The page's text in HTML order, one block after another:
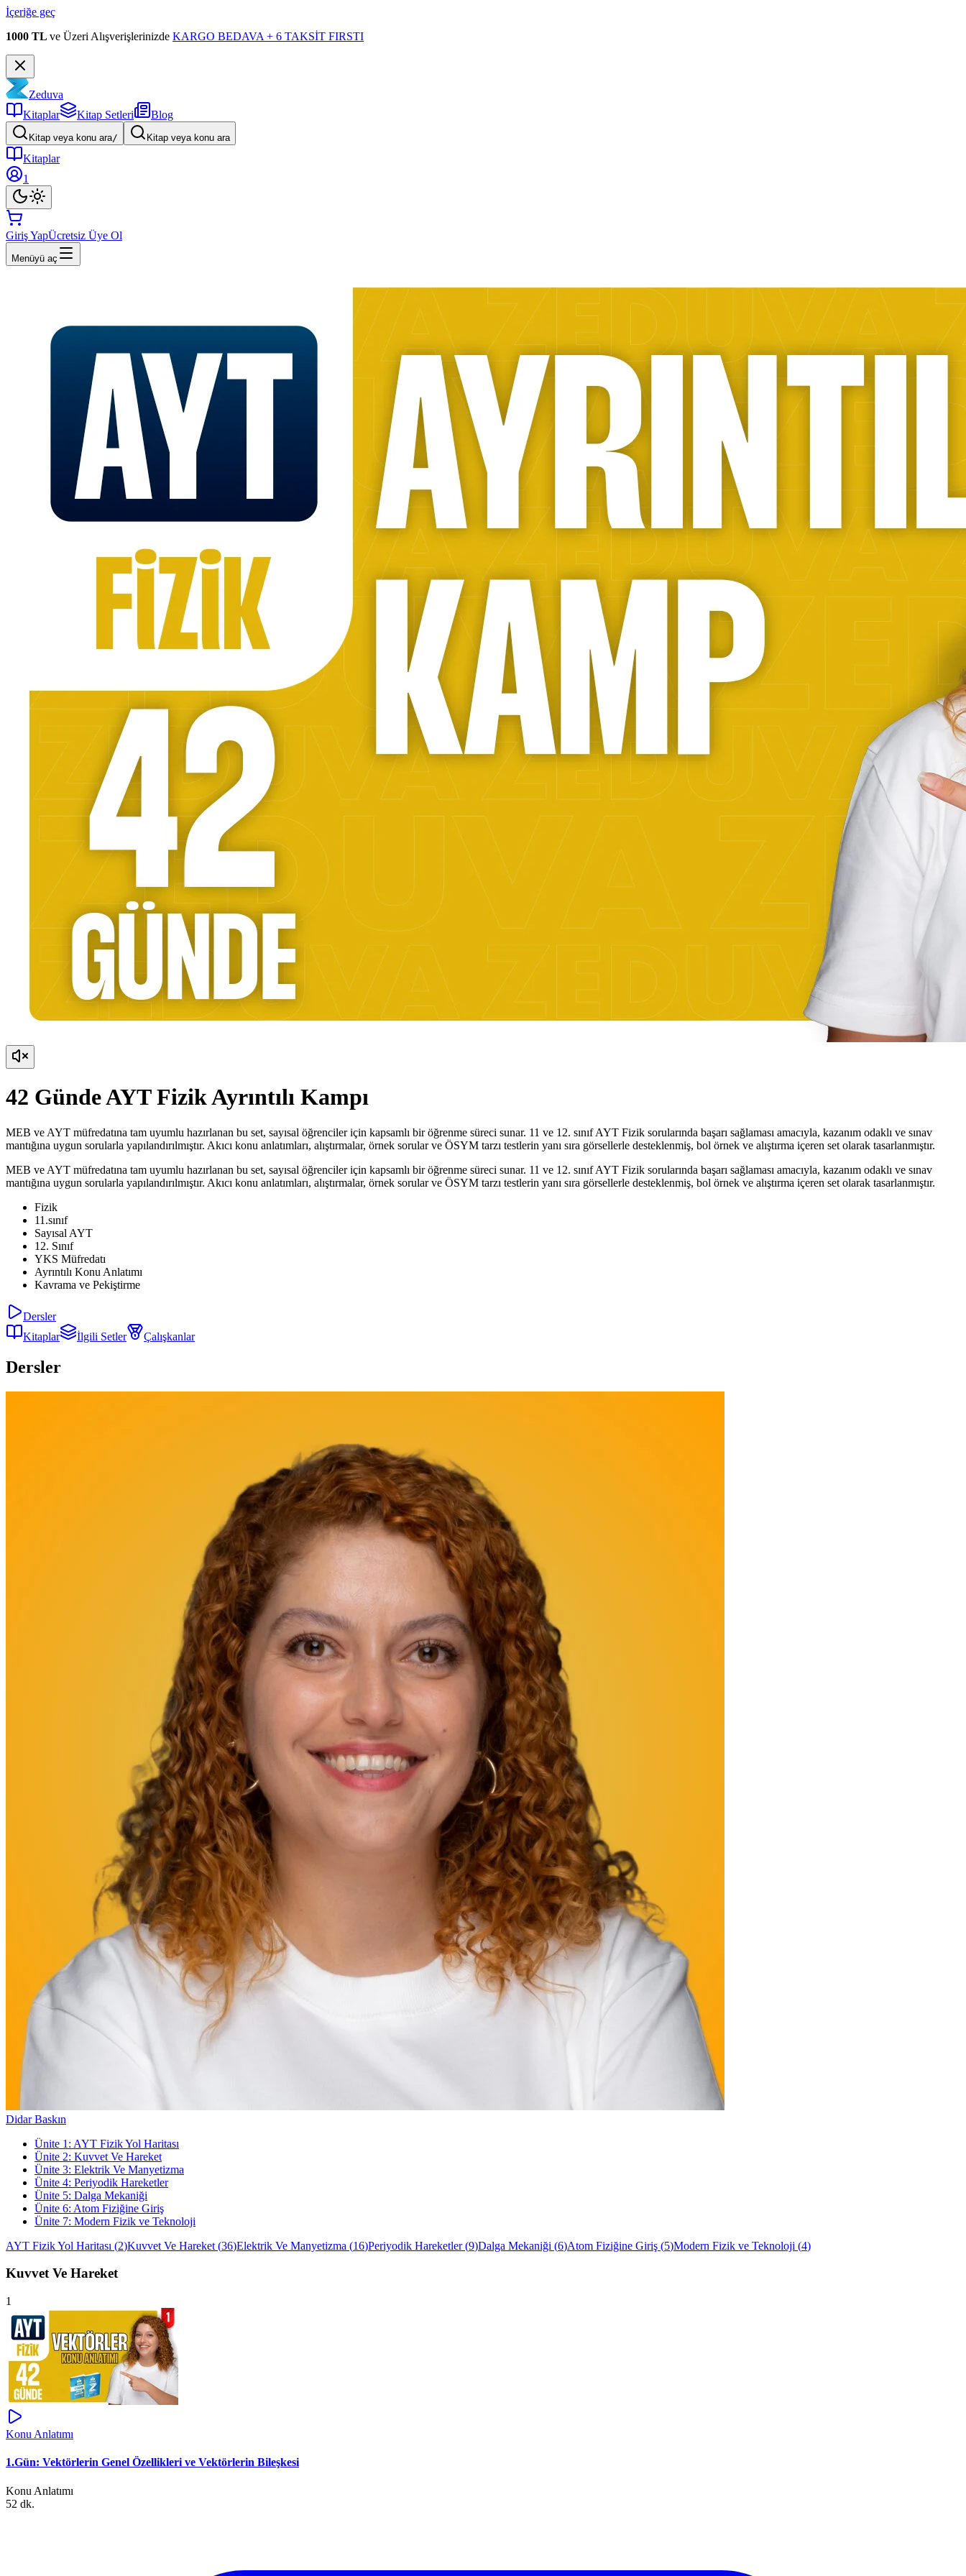
İçeriğe geç
1000 TL ve Üzeri Alışverişlerinizde KARGO BEDAVA + 6 TAKSİT FIRSTI
Zeduva
Kitaplar
Kitap Setleri Blog
Kitap veya konu ara/ Kitap veya konu ara
Kitaplar
1
Giriş YapÜcretsiz Üye Ol
Menüyü aç
42 Günde AYT Fizik Ayrıntılı Kampı
MEB ve AYT müfredatına tam uyumlu hazırlanan bu set, sayısal öğrenciler için kapsamlı bir öğrenme süreci sunar. 11 ve 12. sınıf AYT Fizik sorularında başarı sağlaması amacıyla, kazanım odaklı ve sınav
mantığına uygun sorularla yapılandırılmıştır. Akıcı konu anlatımları, alıştırmalar, örnek sorular ve ÖSYM tarzı testlerin yanı sıra görsellerle desteklenmiş, bol örnek ve alıştırma içeren set olarak tasarlanmıştır.
MEB ve AYT müfredatına tam uyumlu hazırlanan bu set, sayısal öğrenciler için kapsamlı bir öğrenme süreci sunar. 11 ve 12. sınıf AYT Fizik sorularında başarı sağlaması amacıyla, kazanım odaklı ve sınav
mantığına uygun sorularla yapılandırılmıştır. Akıcı konu anlatımları, alıştırmalar, örnek sorular ve ÖSYM tarzı testlerin yanı sıra görsellerle desteklenmiş, bol örnek ve alıştırma içeren set olarak tasarlanmıştır.
Fizik
11.sınıf
Sayısal AYT
12. Sınıf
YKS Müfredatı
Ayrıntılı Konu Anlatımı
Kavrama ve Pekiştirme
Dersler
Kitaplar
İlgili Setler Çalışkanlar
Dersler
Didar Baskın
Ünite 1 : AYT Fizik Yol Haritası
Ünite 2: Kuvvet Ve Hareket
Ünite 3: Elektrik Ve Manyetizma
Ünite 4: Periyodik Hareketler
Ünite 5: Dalga Mekaniği
Ünite 6: Atom Fiziğine Giriş
Ünite 7: Modern Fizik ve Teknoloji
AYT Fizik Yol Haritası (2)Kuvvet Ve Hareket (36)Elektrik Ve Manyetizma (16)Periyodik Hareketler(9)Dalga Mekaniği (6)Atom Fiziğine Giriş (5)Modern Fizik ve Teknoloji (4)
Kuvvet Ve Hareket
1
Konu Anlatımı
1.Gün: Vektörlerin Genel Özellikleri ve Vektörlerin Bileşkesi
Konu Anlatımı
52 dk.